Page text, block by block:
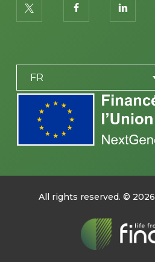
twitter facebooklinkedin
FR
All rights reserved. © 2026